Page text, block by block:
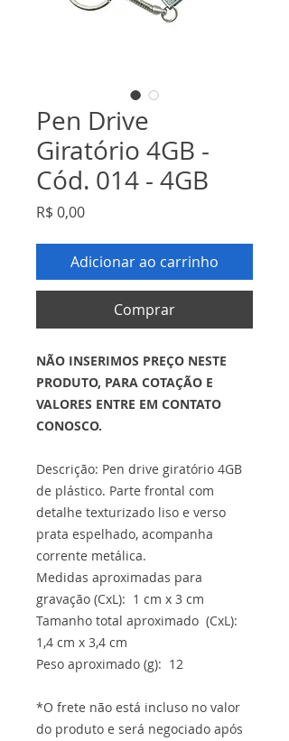
Pen Drive
Giratório 4GB -
Cód. 014 - 4GB
R$ 0,00Preço
Adicionar ao carrinho
Comprar
NÃO INSERIMOS PREÇO NESTE
PRODUTO, PARA COTAÇÃO E
VALORES ENTRE EM CONTATO
CONOSCO.
Descrição: Pen drive giratório 4GB
de plástico. Parte frontal com
detalhe texturizado liso e verso
prata espelhado, acompanha
corrente metálica.
Medidas aproximadas para
gravação (CxL): 1 cm x 3 cm
Tamanho total aproximado (CxL):
1,4 cm x 3,4 cm
Peso aproximado (g): 12
*O frete não está incluso no valor
do produto e será negociado após